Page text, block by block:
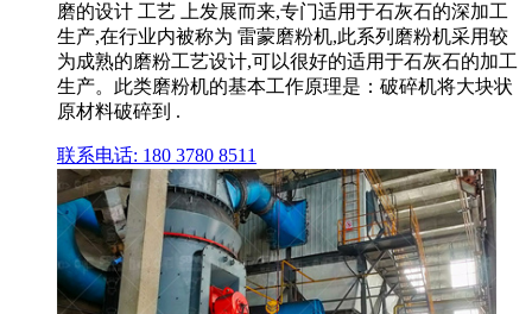
磨的设计 工艺 上发展而来,专门适用于石灰石的深加工
生产,在行业内被称为 雷蒙磨粉机,此系列磨粉机采用较
为成熟的磨粉工艺设计,可以很好的适用于石灰石的加工
生产。此类磨粉机的基本工作原理是：破碎机将大块状
原材料破碎到 .
联系电话: 180 3780 8511